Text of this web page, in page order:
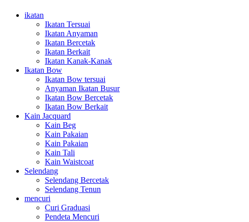
ikatan
Ikatan Tersuai
Ikatan Anyaman
Ikatan Bercetak
Ikatan Berkait
Ikatan Kanak-Kanak
Ikatan Bow
Ikatan Bow tersuai
Anyaman Ikatan Busur
Ikatan Bow Bercetak
Ikatan Bow Berkait
Kain Jacquard
Kain Beg
Kain Pakaian
Kain Pakaian
Kain Tali
Kain Waistcoat
Selendang
Selendang Bercetak
Selendang Tenun
mencuri
Curi Graduasi
Pendeta Mencuri